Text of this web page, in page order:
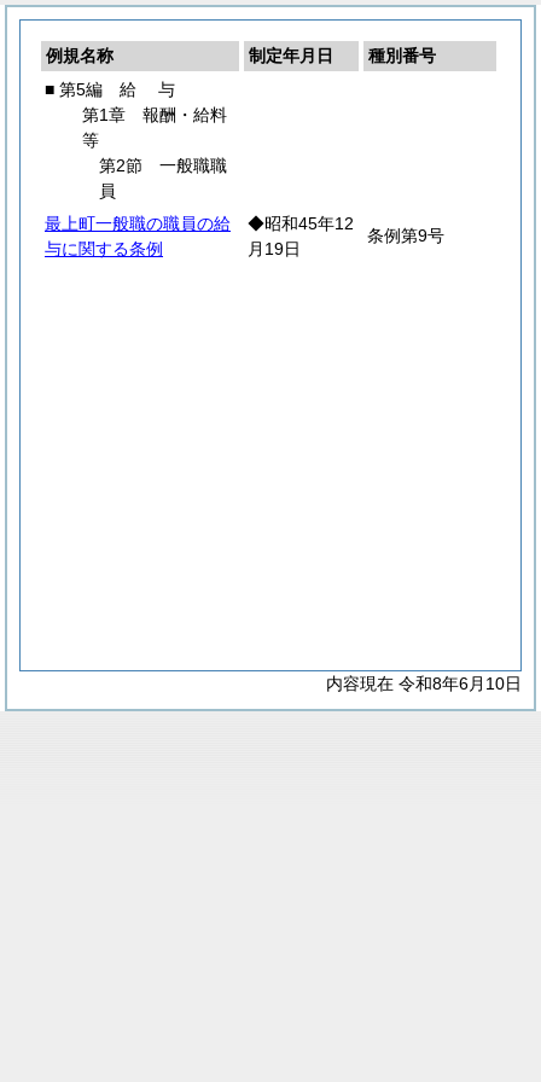
例規名称 制定年月日
種別番号
■ 第5編 給 与
第1章 報酬・給料
等
第2節 一般職職
員
最上町一般職の職員の給
与に関する条例
◆昭和45年12
月19日
条例第9号
内容現在 令和8年6月10日